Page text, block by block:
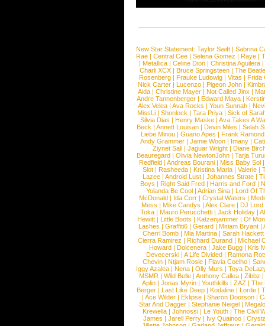
New Star Statement: Taylor Swift | Sabrina
Rae |Central Cee |Selena Gomez |Raye |
| Metallica | Celine Dion | Christina Aguilera |
Charli XCX |Bruce Springsteen |The
Rosenberg | Frauke Ludowig | Vitas | Frida
Nick Carter | Lucenzo | Pigeon John |
Aida |Christine Mayer |Not Called Jinx |
Andre Tannenberger | Edward Maya |
Alex Velea | Ava Rocks | Youn Sunnah |
MissLi | Shonlock | Tara Priya | Sick of
Silvia Dias |Henry Maske |Ava Takes A
Beck |Annett Louisan |Devin Miles |Selah
Liebe Minou |Guano Apes |Frank Ramond
Andy Grammer |Jamie Woon | Imany |
Ziynet Sali |Jaguar Wright |Diane
Beauregard |Olivia NewtonJohn |Tarja
Redfield | Andreas Bourani | Miss Baby Sol
Slot | Rasheeda | Kristina Maria | Valerie |
Lazee | Android Lust | Johannes Strate |
Boys | Right Said Fred | Harris and Ford |
Yolanda Be Cool |Adrian Sina |Lord Of
McDonald | Ida Corr |Crystal Waters |
Mess | Mike Candys | Alex Clare | DJ Lord
Toka | Mauro Perucchetti | Jack Holiday |
Hewitt |Little Boots |Katzenjammer |Of
Lashes |Graffiti6 |Gerard |Miriam Bryant |
Cherri Bomb | Mia Martina | Sarah Hackett
Cierra Ramirez | Richard Durand | Michael
Howard |Dolcenera |Jake Bugg |Kris
Devecerski |A Life Divided |Ramona
Chevin |Ntjam Rosie |Flavia Coelho |
Iggy Azalea | Nena | Olly Murs | Toya
MSMR |Wild Belle |Anthony Callea |Zibbz
Aplin | Jonas Myrin | Youthkills | ZAZ | The
Berger |Last Like Deep |Kodaline |Lorde |
|Ace Wilder |Eklipse |Sharon Doorson |
Star And Dagger | Stephanie Neigel |
Krewella | Johnossi | Le Youth | The Civil
James | Jarell Perry | Ivy Quainoo |